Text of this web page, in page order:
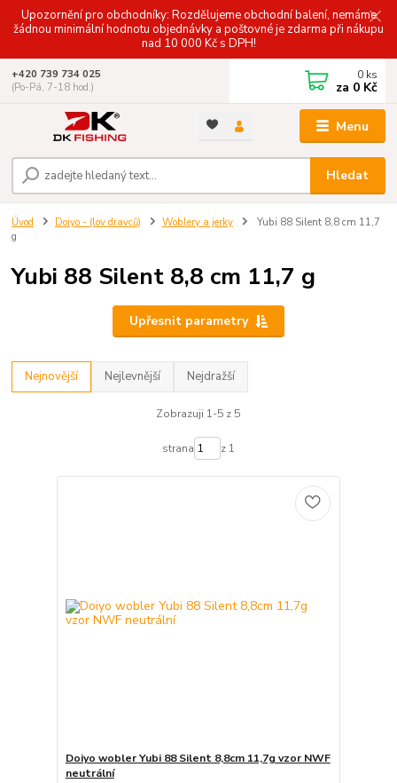
Upozornění pro obchodníky: Rozdělujeme obchodní balení, nemáme
žádnou minimální hodnotu objednávky a poštovné je zdarma při nákupu
nad 10 000 Kč s DPH!
Menu
Hledat
+420 739 734 025
(Po-Pá, 7-18 hod.)
0 ks
za 0 Kč
Úvod Doiyo - (lov dravců) Woblery a jerky
Yubi 88 Silent 8,8 cm 11,7
g
Yubi 88 Silent 8,8 cm 11,7 g
Upřesnit parametry
Nejnovější Nejlevnější Nejdražší
Zobrazuji 1-5 z 5
strana z 1
Doiyo wobler Yubi 88 Silent 8,8cm 11,7g vzor NWF
neutrální